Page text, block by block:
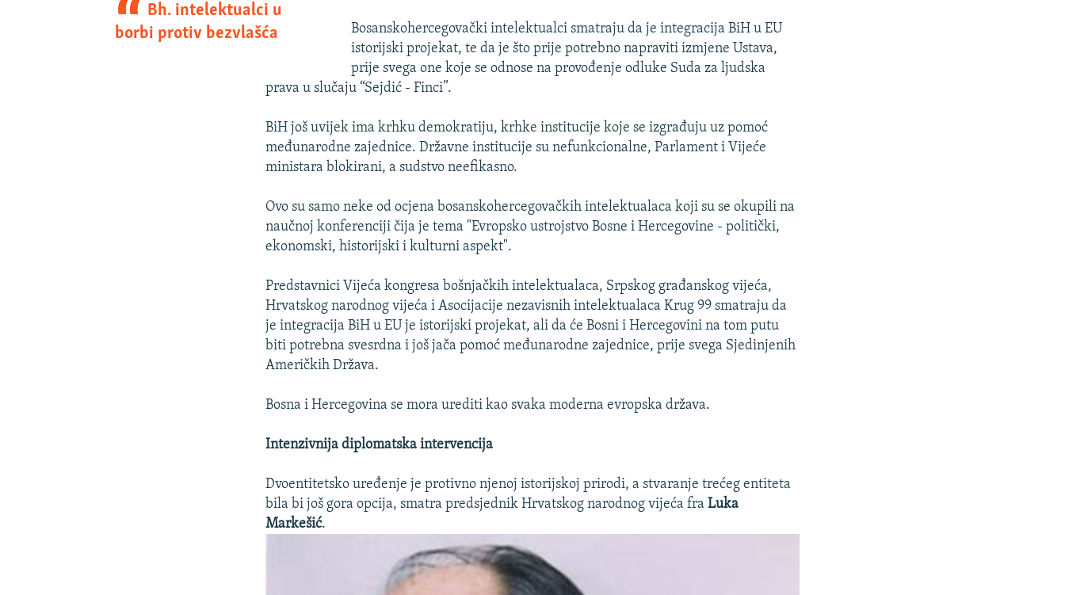
Bh. intelektualci u
borbi protiv bezvlašća
Bosanskohercegovački intelektualci smatraju da je integracija BiH u EU
istorijski projekat, te da je što prije potrebno napraviti izmjene Ustava,
prije svega one koje se odnose na provođenje odluke Suda za ljudska
prava u slučaju “Sejdić - Finci”.
BiH još uvijek ima krhku demokratiju, krhke institucije koje se izgrađuju uz pomoć
međunarodne zajednice. Državne institucije su nefunkcionalne, Parlament i Vijeće
ministara blokirani, a sudstvo neefikasno.
Ovo su samo neke od ocjena bosanskohercegovačkih intelektualaca koji su se okupili na
naučnoj konferenciji čija je tema "Evropsko ustrojstvo Bosne i Hercegovine - politički,
ekonomski, historijski i kulturni aspekt".
Predstavnici Vijeća kongresa bošnjačkih intelektualaca, Srpskog građanskog vijeća,
Hrvatskog narodnog vijeća i Asocijacije nezavisnih intelektualaca Krug 99 smatraju da
je integracija BiH u EU je istorijski projekat, ali da će Bosni i Hercegovini na tom putu
biti potrebna svesrdna i još jača pomoć međunarodne zajednice, prije svega Sjedinjenih
Američkih Država.
Bosna i Hercegovina se mora urediti kao svaka moderna evropska država.
Intenzivnija diplomatska intervencija
Dvoentitetsko uređenje je protivno njenoj istorijskoj prirodi, a stvaranje trećeg entiteta
bila bi još gora opcija, smatra predsjednik Hrvatskog narodnog vijeća fraLuka
Markešić.